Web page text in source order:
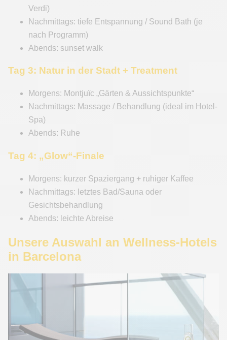
Verdi)
Nachmittags: tiefe Entspannung / Sound Bath (je
nach Programm)
Abends: sunset walk
Tag 3: Natur in der Stadt + Treatment
Morgens: Montjuïc „Gärten & Aussichtspunkte“
Nachmittags: Massage / Behandlung (ideal im Hotel-
Spa)
Abends: Ruhe
Tag 4: „Glow“-Finale
Morgens: kurzer Spaziergang + ruhiger Kaffee
Nachmittags: letztes Bad/Sauna oder
Gesichtsbehandlung
Abends: leichte Abreise
Unsere Auswahl an Wellness-Hotels
in Barcelona